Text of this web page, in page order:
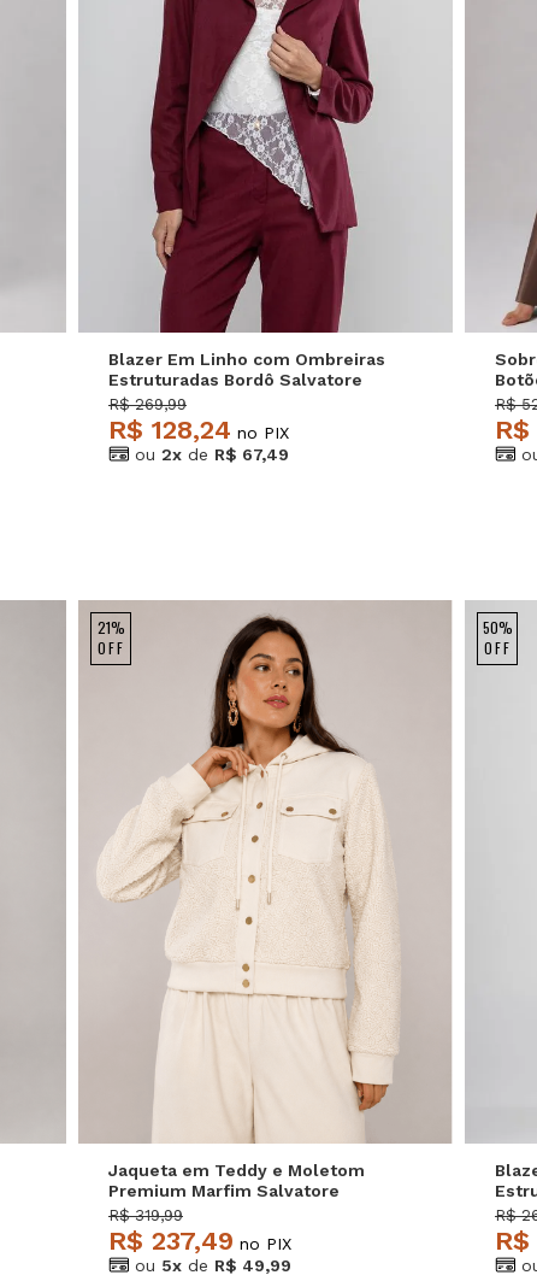
P GG
Blazer Em Linho com Ombreiras
Estruturadas Bordô Salvatore
R$ 269,99
R$ 128,24 no PIX
ou 2x de R$ 67,49
R$
21%
OFF
GG
Jaqueta em Teddy e Moletom
Premium Marfim Salvatore
R$ 319,99
R$ 237,49 no PIX
ou 5x de R$ 49,99
50%
OFF
R$
R$